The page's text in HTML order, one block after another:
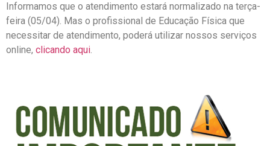
Informamos que o atendimento estará normalizado na terça-
feira (05/04). Mas o profissional de Educação Física que
necessitar de atendimento, poderá utilizar nossos serviços
online, clicando aqui.